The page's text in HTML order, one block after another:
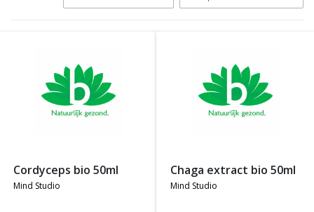
cordyceps bio 50ml
mind studio
chaga extract bio 50ml
mind studio